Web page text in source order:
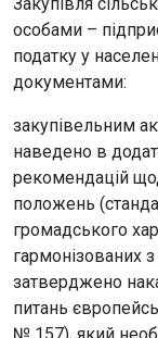
особами –
податку у
документами:
закупівельним
наведено в
рекомендацій
положень
громадського
гармонізованих
затверджено
питань